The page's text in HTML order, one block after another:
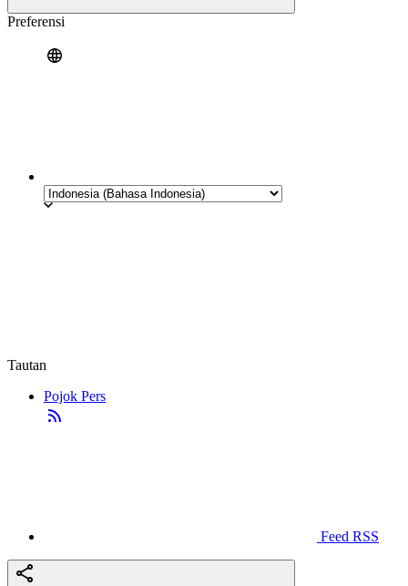
Preferensi
Tautan
Pojok Pers
Feed RSS